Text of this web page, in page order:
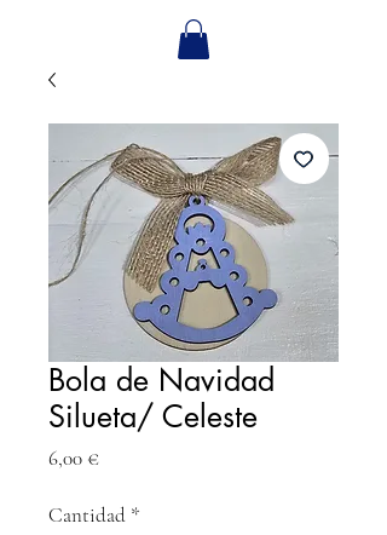
Bola de Navidad
Silueta/ Celeste
6,00 €Precio
Cantidad *